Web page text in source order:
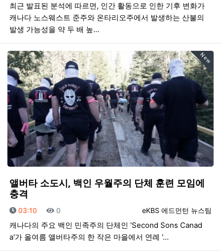
최근 발표된 분석에 따르면, 인간 활동으로 인한 기후 변화가
캐나다 노스웨스트 준주와 온타리오주에서 발생하는 산불의
발생 가능성을 약 두 배 높…
New
앨버타 소도시, 백인 우월주의 단체 훈련 모임에
충격
등록자
eKBS 에드먼턴 뉴스팀
등록일
03:10 조회
0
캐나다의 주요 백인 민족주의 단체인 'Second Sons Canad
a'가 올여름 앨버타주의 한 작은 마을에서 연례 '…